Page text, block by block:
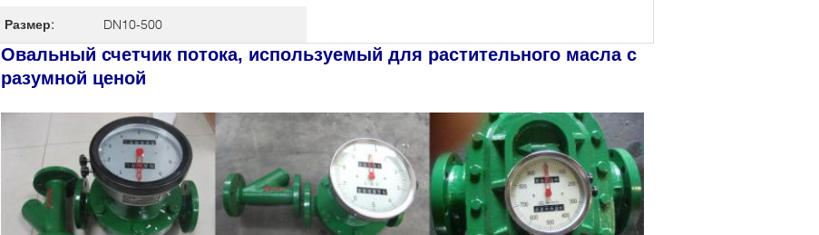
Размер: DN10-500
Овальный счетчик потока, используемый для растительного масла с
разумной ценой